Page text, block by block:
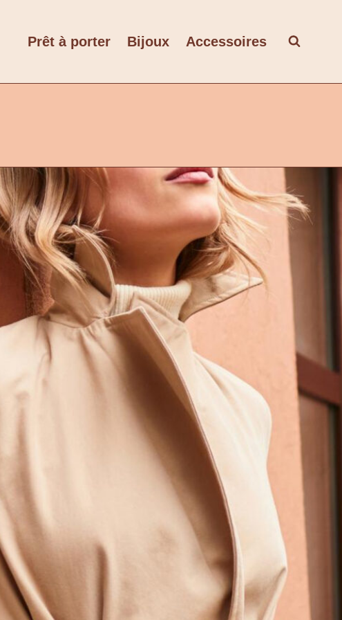
Prêt à porter Bijoux Accessoires